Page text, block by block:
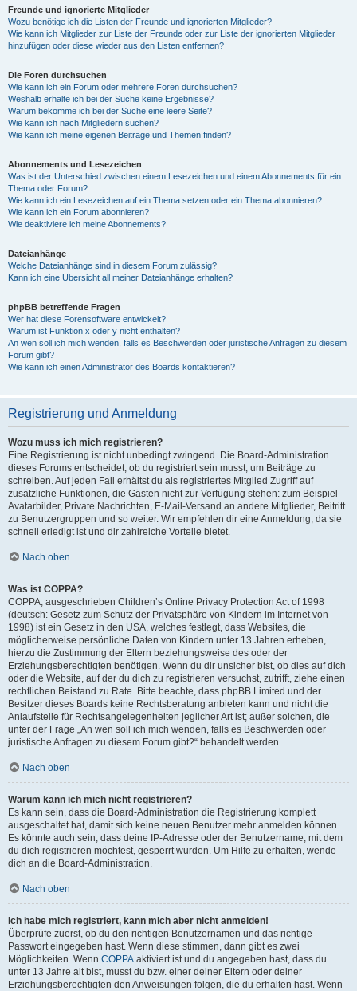
Freunde und ignorierte Mitglieder
Wozu benötige ich die Listen der Freunde und ignorierten Mitglieder?
Wie kann ich Mitglieder zur Liste der Freunde oder zur Liste der ignorierten Mitglieder
hinzufügen oder diese wieder aus den Listen entfernen?
Die Foren durchsuchen
Wie kann ich ein Forum oder mehrere Foren durchsuchen?
Weshalb erhalte ich bei der Suche keine Ergebnisse?
Warum bekomme ich bei der Suche eine leere Seite?
Wie kann ich nach Mitgliedern suchen?
Wie kann ich meine eigenen Beiträge und Themen finden?
Abonnements und Lesezeichen
Was ist der Unterschied zwischen einem Lesezeichen und einem Abonnements für ein
Thema oder Forum?
Wie kann ich ein Lesezeichen auf ein Thema setzen oder ein Thema abonnieren?
Wie kann ich ein Forum abonnieren?
Wie deaktiviere ich meine Abonnements?
Dateianhänge
Welche Dateianhänge sind in diesem Forum zulässig?
Kann ich eine Übersicht all meiner Dateianhänge erhalten?
phpBB betreffende Fragen
Wer hat diese Forensoftware entwickelt?
Warum ist Funktion x oder y nicht enthalten?
An wen soll ich mich wenden, falls es Beschwerden oder juristische Anfragen zu diesem
Forum gibt?
Wie kann ich einen Administrator des Boards kontaktieren?
Registrierung und Anmeldung
Wozu muss ich mich registrieren?
Eine Registrierung ist nicht unbedingt zwingend. Die Board-Administration
dieses Forums entscheidet, ob du registriert sein musst, um Beiträge zu
schreiben. Auf jeden Fall erhältst du als registriertes Mitglied Zugriff auf
zusätzliche Funktionen, die Gästen nicht zur Verfügung stehen: zum Beispiel
Avatarbilder, Private Nachrichten, E-Mail-Versand an andere Mitglieder, Beitritt
zu Benutzergruppen und so weiter. Wir empfehlen dir eine Anmeldung, da sie
schnell erledigt ist und dir zahlreiche Vorteile bietet.
Nach oben
Was ist COPPA?
COPPA, ausgeschrieben Children’s Online Privacy Protection Act of 1998
(deutsch: Gesetz zum Schutz der Privatsphäre von Kindern im Internet von
1998) ist ein Gesetz in den USA, welches festlegt, dass Websites, die
möglicherweise persönliche Daten von Kindern unter 13 Jahren erheben,
hierzu die Zustimmung der Eltern beziehungsweise des oder der
Erziehungsberechtigten benötigen. Wenn du dir unsicher bist, ob dies auf dich
oder die Website, auf der du dich zu registrieren versuchst, zutrifft, ziehe einen
rechtlichen Beistand zu Rate. Bitte beachte, dass phpBB Limited und der
Besitzer dieses Boards keine Rechtsberatung anbieten kann und nicht die
Anlaufstelle für Rechtsangelegenheiten jeglicher Art ist; außer solchen, die
unter der Frage „An wen soll ich mich wenden, falls es Beschwerden oder
juristische Anfragen zu diesem Forum gibt?“ behandelt werden.
Nach oben
Warum kann ich mich nicht registrieren?
Es kann sein, dass die Board-Administration die Registrierung komplett
ausgeschaltet hat, damit sich keine neuen Benutzer mehr anmelden können.
Es könnte auch sein, dass deine IP-Adresse oder der Benutzername, mit dem
du dich registrieren möchtest, gesperrt wurden. Um Hilfe zu erhalten, wende
dich an die Board-Administration.
Nach oben
Ich habe mich registriert, kann mich aber nicht anmelden!
Überprüfe zuerst, ob du den richtigen Benutzernamen und das richtige
Passwort eingegeben hast. Wenn diese stimmen, dann gibt es zwei
Möglichkeiten. Wenn COPPA aktiviert ist und du angegeben hast, dass du
unter 13 Jahre alt bist, musst du bzw. einer deiner Eltern oder deiner
Erziehungsberechtigten den Anweisungen folgen, die du erhalten hast. Wenn